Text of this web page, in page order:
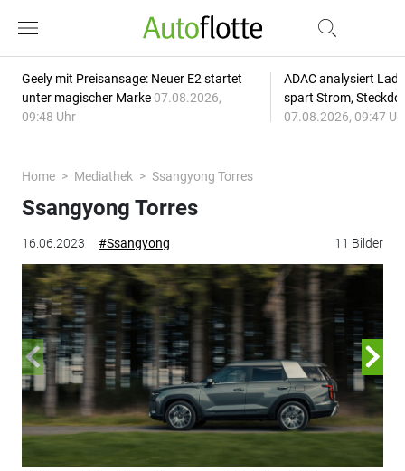
Geely mit Preisansage: Neuer E2 startet
unter magischer Marke 07.08.2026,
09:48 Uhr
ADAC analysiert
spart Strom,
07.08.2026, 09:47
Home Mediathek Ssangyong Torres
16.06.2023 #Ssangyong 11 Bilder
Ssangyong Torres